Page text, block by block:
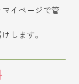
イページで管
します。